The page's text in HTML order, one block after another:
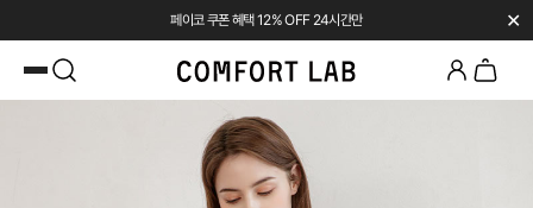
SUMMER SALE | UP TO 45% OFF
카카오채널 추가하고 10,000원 쿠폰 받기
페이코 쿠폰 혜택 12% OFF 24시간만
✕